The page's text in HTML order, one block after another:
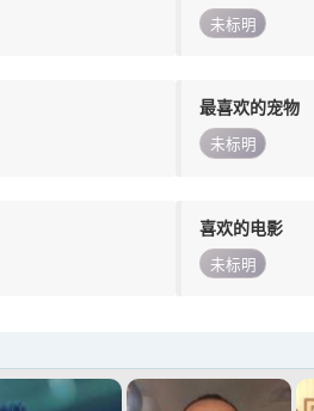
未标明
最喜欢的宠物
未标明
喜欢的电影
未标明